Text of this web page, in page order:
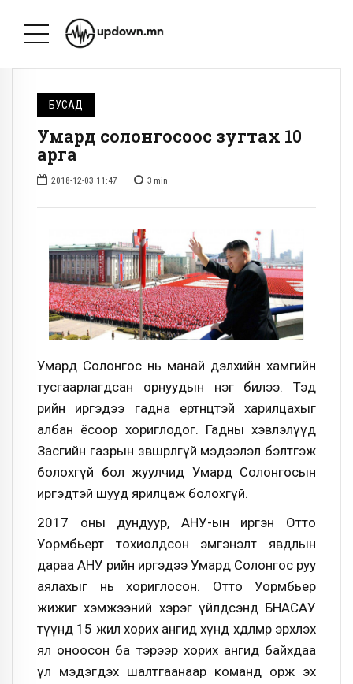
БУСАД
Умард солонгосоос зугтах 10
арга
2018-12-03 11:47 3 min
Умард Солонгос нь манай дэлхийн хамгийн
тусгаарлагдсан орнуудын нэг билээ. Тэд
өөрийн иргэдээ гадна ертөнцтэй харилцахыг
албан ёсоор хориглодог. Гадны хэвлэлүүд
Засгийн газрын зөвшөөрөлгүй мэдээлэл бэлтгэж
болохгүй бол жуулчид Умард Солонгосын
иргэдтэй шууд ярилцаж болохгүй.
2017 оны дундуур, АНУ-ын иргэн Отто
Уормбьерт тохиолдсон эмгэнэлт явдлын
дараа АНУ өөрийн иргэдээ Умард Солонгос руу
аялахыг нь хориглосон. Отто Уормбьер
жижиг хэмжээний хэрэг үйлдсэнд БНАСАУ
түүнд 15 жил хорих ангид хүнд хөдөлмөр эрхлэх
ял оноосон ба тэрээр хорих ангид байхдаа
үл мэдэгдэх шалтгаанаар команд орж эх